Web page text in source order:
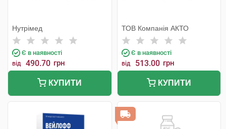
Нутрімед
Є в наявності
від 490.70 грн
КУПИТИ
ТОВ Компанія АКТО
Є в наявності
від 513.00 грн
КУПИТИ